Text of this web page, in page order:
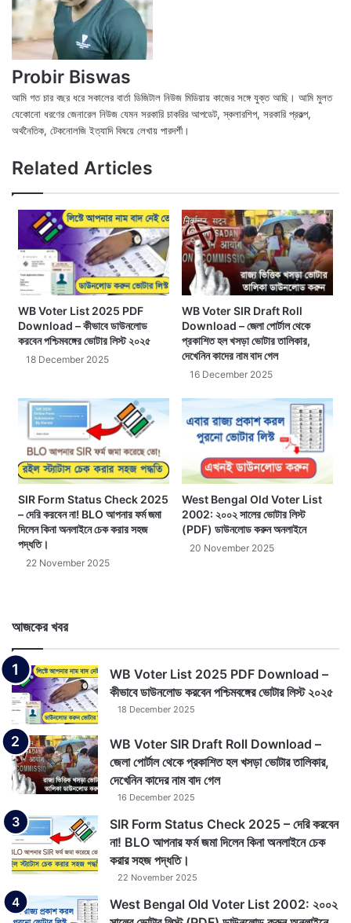
Probir Biswas
আমি গত চার বছর ধরে সকালের বার্তা ডিজিটাল নিউজ মিডিয়ায় কাজের সঙ্গে যুক্ত আছি। আমি মুলত
যেকোনো ধরণের জেনারেল নিউজ যেমন সরকারি চাকরির আপডেট, স্কলারশিপ, সরকারি প্রকল্প,
অর্থনৈতিক, টেকনোলজি ইত্যাদি বিষয়ে লেখায় পারদর্শী।
Related Articles
WB Voter List 2025 PDF
Download – কীভাবে ডাউনলোড
করবেন পশ্চিমবঙ্গের ভোটার লিস্ট ২০২৫
18 December 2025
WB Voter SIR Draft Roll
Download – জেলা পোর্টাল থেকে
প্রকাশিত হল খসড়া ভোটার তালিকার,
দেখেনিন কাদের নাম বাদ গেল
16 December 2025
SIR Form Status Check 2025
– দেরি করবেন না! BLO আপনার ফর্ম জমা
দিলেন কিনা অনলাইনে চেক করার সহজ
পদ্ধতি।
22 November 2025
West Bengal Old Voter List
2002: ২০০২ সালের ভোটার লিস্ট
(PDF) ডাউনলোড করুন অনলাইনে
20 November 2025
আজকের খবর
WB Voter List 2025 PDF Download –
কীভাবে ডাউনলোড করবেন পশ্চিমবঙ্গের ভোটার লিস্ট ২০২৫
18 December 2025
WB Voter SIR Draft Roll Download –
জেলা পোর্টাল থেকে প্রকাশিত হল খসড়া ভোটার তালিকার,
দেখেনিন কাদের নাম বাদ গেল
16 December 2025
SIR Form Status Check 2025 – দেরি করবেন
না! BLO আপনার ফর্ম জমা দিলেন কিনা অনলাইনে চেক
করার সহজ পদ্ধতি।
22 November 2025
West Bengal Old Voter List 2002: ২০০২